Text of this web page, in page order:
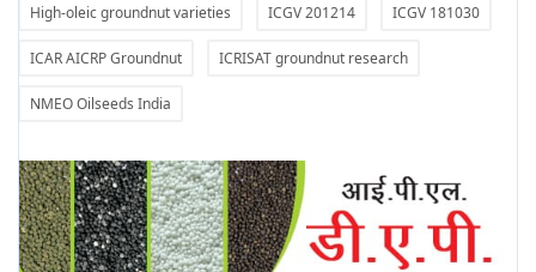
High-oleic groundnut varieties ICGV 201214 ICGV 181030
ICAR AICRP Groundnut ICRISAT groundnut research
NMEO Oilseeds India